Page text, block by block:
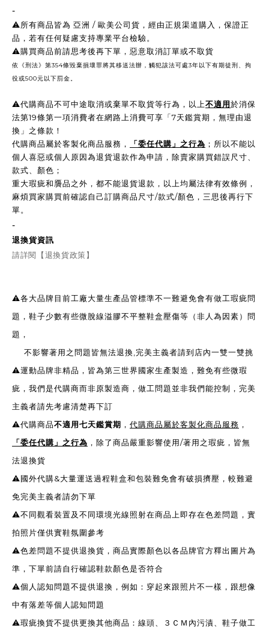
-
⚠️所有商品皆為 亞洲 / 歐美公司貨，經由正規渠道購入，保證正
品，若有任何疑慮支持專業平台檢驗。
⚠️購買商品前請思考後再下單，惡意取消訂單或不取貨
依《刑法》第354條毀棄損壞罪將其移送法辦，觸犯該法可處3年以下有期徒刑、拘
役或500元以下罰金。
⚠️代購商品不可中途取消或棄單不取貨等行為，以上不適用於消保
法第19條第一項消費者在網路上消費可享「7天鑑賞期，無理由退
換」之條款！
代購商品屬於客製化商品服務，
「委任代購」之行為 ；所以不能以
個人喜惡或個人原因為退貨退款作為申請，除賣家購買錯誤尺寸、
款式、顏色；
重大瑕疵和贗品之外，都不能退貨退款，以上均屬法律有效條例，
麻煩買家購買前確認自己訂購商品尺寸/款式/顏色，三思後再行下
單。
-
退換貨資訊
請詳閱【退換貨政策】
⚠️各大品牌目前工廠大量生產品管標準不一難避免會有做工瑕疵問
題，鞋子少數有些微脫線溢膠不平整鞋盒壓傷等（非人為因素）問
題，
不影響著用之問題皆無法退換,完美主義者請到店內一雙一雙挑
⚠️運動品牌非精品，皆為第三世界國家生產製造，難免有些微瑕
疵，我們是代購商而非原製造商，做工問題並非我們能控制，完美
主義者請先考慮清楚再下訂
⚠️代購商品不適用七天鑑賞期 ， 代購商品屬於客製化商品服務 ，
「委任代購」之行為 ，除了商品嚴重影響使用/著用之瑕疵，皆無
法退換貨
⚠️國外代購&大量運送過程鞋盒和包裝難免會有破損擠壓，較難避
免完美主義者請勿下單
⚠️不同觀看裝置及不同環境光線照射在商品上即存在色差問題，實
拍照片僅供實鞋氛圍參考
⚠️色差問題不提供退換貨，商品實際顏色以各品牌官方釋出圖片為
準，下單前請自行確認鞋款顏色是否符合
⚠️個人認知問題不提供退換，例如：穿起來跟照片不一樣，跟想像
中有落差等個人認知問題
⚠️瑕疵換貨不提供更換其他商品：線頭、３ＣＭ內污漬、鞋子做工